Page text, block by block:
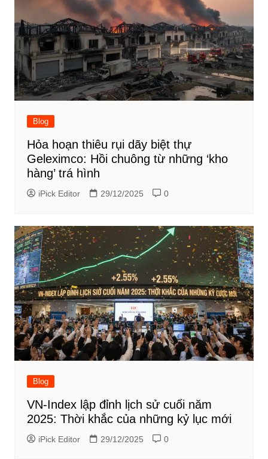
Blog
Hỏa hoạn thiêu rụi dãy biệt thự
Geleximco: Hồi chuông từ những ‘kho
hàng’ trá hình
iPick Editor 29/12/2025 0
Blog
VN-Index lập đỉnh lịch sử cuối năm
2025: Thời khắc của những kỷ lục mới
iPick Editor 29/12/2025 0